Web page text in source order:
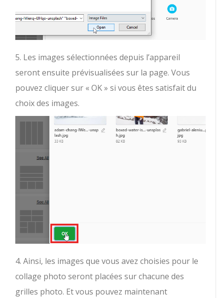
5. Les images sélectionnées depuis l’appareil
seront ensuite prévisualisées sur la page. Vous
pouvez cliquer sur « OK » si vous êtes satisfait du
choix des images.
4. Ainsi, les images que vous avez choisies pour le
collage photo seront placées sur chacune des
grilles photo. Et vous pouvez maintenant